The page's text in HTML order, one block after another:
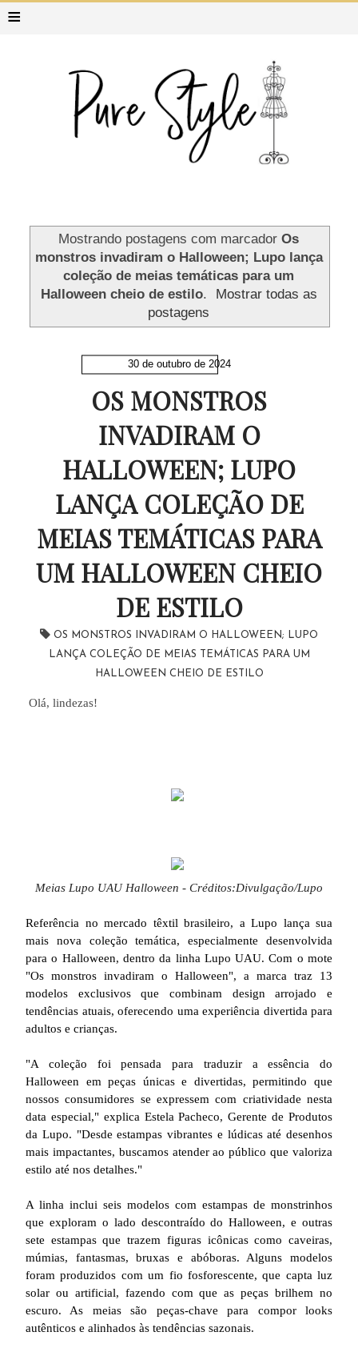
≡
Mostrando postagens com marcadorOs
monstros invadiram o Halloween; Lupo lança
coleção de meias temáticas para um
Halloween cheio de estilo.
Mostrar todas as
postagens
30 de outubro de 2024
OS MONSTROS
INVADIRAM O
HALLOWEEN; LUPO
LANÇA COLEÇÃO DE
MEIAS TEMÁTICAS PARA
UM HALLOWEEN CHEIO
DE ESTILO
OS MONSTROS INVADIRAM O HALLOWEEN; LUPO
LANÇA COLEÇÃO DE MEIAS TEMÁTICAS PARA UM
HALLOWEEN CHEIO DE ESTILO
Olá, lindezas!
Meias Lupo UAU Halloween - Créditos:Divulgação/Lupo
Referência no mercado têxtil brasileiro, a Lupo lança sua
mais nova coleção temática, especialmente desenvolvida
para o Halloween, dentro da linha Lupo UAU. Com o mote
"Os monstros invadiram o Halloween", a marca traz 13
modelos exclusivos que combinam design arrojado e
tendências atuais, oferecendo uma experiência divertida para
adultos e crianças.
"A coleção foi pensada para traduzir a essência do
Halloween em peças únicas e divertidas, permitindo que
nossos consumidores se expressem com criatividade nesta
data especial," explica Estela Pacheco, Gerente de Produtos
da Lupo. "Desde estampas vibrantes e lúdicas até desenhos
mais impactantes, buscamos atender ao público que valoriza
estilo até nos detalhes."
A linha inclui seis modelos com estampas de monstrinhos
que exploram o lado descontraído do Halloween, e outras
sete estampas que trazem figuras icônicas como caveiras,
múmias, fantasmas, bruxas e abóboras. Alguns modelos
foram produzidos com um fio fosforescente, que capta luz
solar ou artificial, fazendo com que as peças brilhem no
escuro. As meias são peças-chave para compor looks
autênticos e alinhados às tendências sazonais.